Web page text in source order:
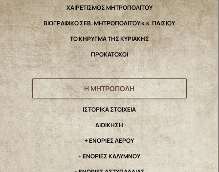
ΧΑΙΡΕΤΙΣΜΟΣ ΜΗΤΡΟΠΟΛΙΤΟΥ
ΒΙΟΓΡΑΦΙΚΟ ΣΕΒ. ΜΗΤΡΟΠΟΛΙΤΟΥ κ.κ. ΠΑΙΣΙΟΥ
ΤΟ ΚΗΡΥΓΜΑ ΤΗΣ ΚΥΡΙΑΚΗΣ
ΠΡΟΚΑΤΟΧΟΙ
Η ΜΗΤΡΟΠΟΛΗ
IΣΤΟΡΙΚΑ ΣΤΟΙΧΕΙΑ
ΔΙΟΙΚΗΣΗ
+ ΕΝΟΡΙΕΣ ΛΕΡΟΥ
+ ΕΝΟΡΙΕΣ ΚΑΛΥΜΝΟΥ